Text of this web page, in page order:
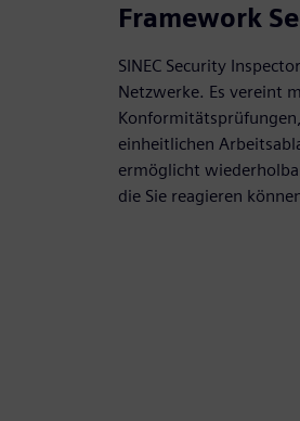
Framework
SINEC Security
Netzwerke. Es vereint
einheitlichen
ermöglicht
die Sie reagieren